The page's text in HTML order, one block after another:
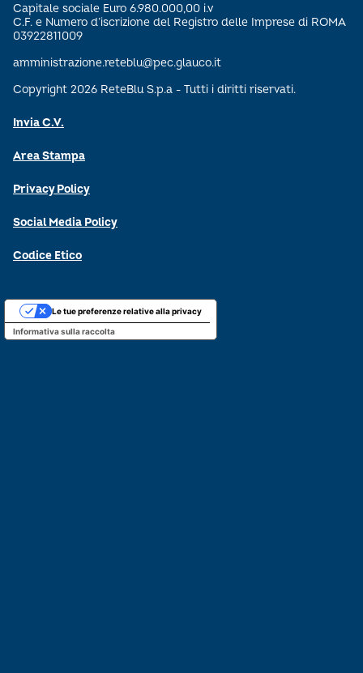
Capitale sociale Euro 6.980.000,00 i.v
C.F. e Numero d’iscrizione del Registro delle Imprese di ROMA
03922811009
amministrazione.reteblu@pec.glauco.it
Copyright 2026 ReteBlu S.p.a - Tutti i diritti riservati.
Invia C.V.
Area Stampa
Privacy Policy
Social Media Policy
Codice Etico
Informativa sulla raccolta
Le tue preferenze relative alla privacy